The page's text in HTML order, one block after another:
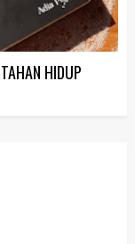
HIDUP